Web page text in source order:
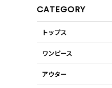
CATEGORY
トップス
ワンピース
アウター